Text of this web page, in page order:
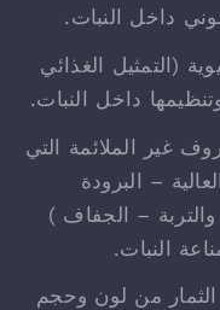
داخل النبات.
(التمثيل الغذائي
داخل النبات.
غير الملائمة التي
– البرودة
– الجفاف )
النبات.
من لون وحجم